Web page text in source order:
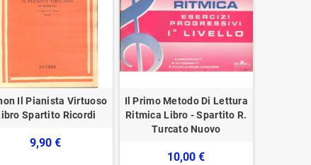
Il Pianista Virtuoso
Spartito Ricordi
9,90 €
Il Primo Metodo Di Lettura
Ritmica Libro - Spartito R.
Turcato Nuovo
10,00 €